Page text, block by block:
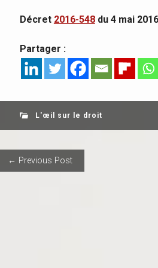
Décret 2016-548du 4 mai 2016
Partager :
L'œil sur le droit
POST
← Previous Post